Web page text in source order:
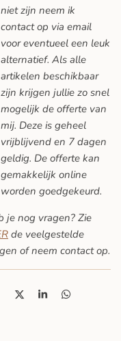
niet zijn neem ik
contact op via email
voor eventueel een leuk
alternatief. Als alle
artikelen beschikbaar
zijn krijgen jullie zo snel
mogelijk de offerte van
mij. Deze is geheel
vrijblijvend en 7 dagen
geldig. De offerte kan
gemakkelijk online
worden goedgekeurd.
je nog vragen? Zie
de veelgestelde
of neem contact op.
D
S
D